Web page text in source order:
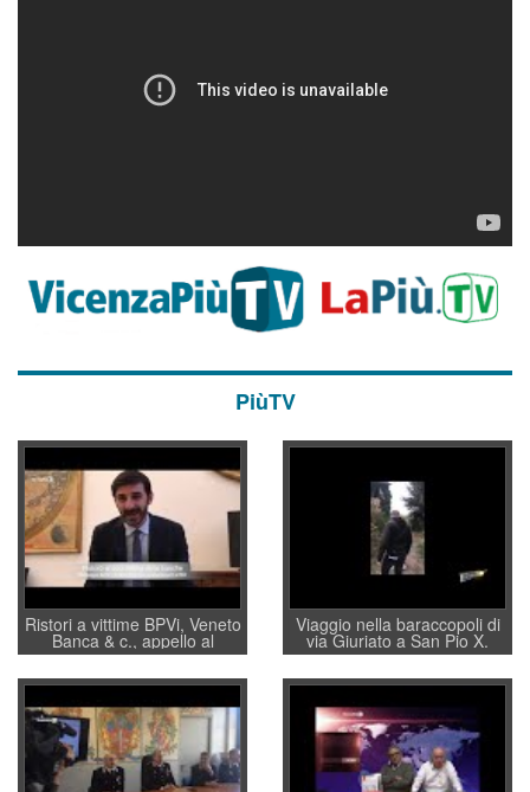
PiùTV
Ristori a vittime BPVi, Veneto
Banca & c., appello al
sottosegretario Alessio
Villarosa: per mettere ordine
convochi con Di Maio CNCU
a supporto della cabina di
regia al Mef
Viaggio nella baraccopoli di
via Giuriato a San Pio X.
Vicenza ai Vicentini: “faremo
un regalo di Natale ai
residenti”